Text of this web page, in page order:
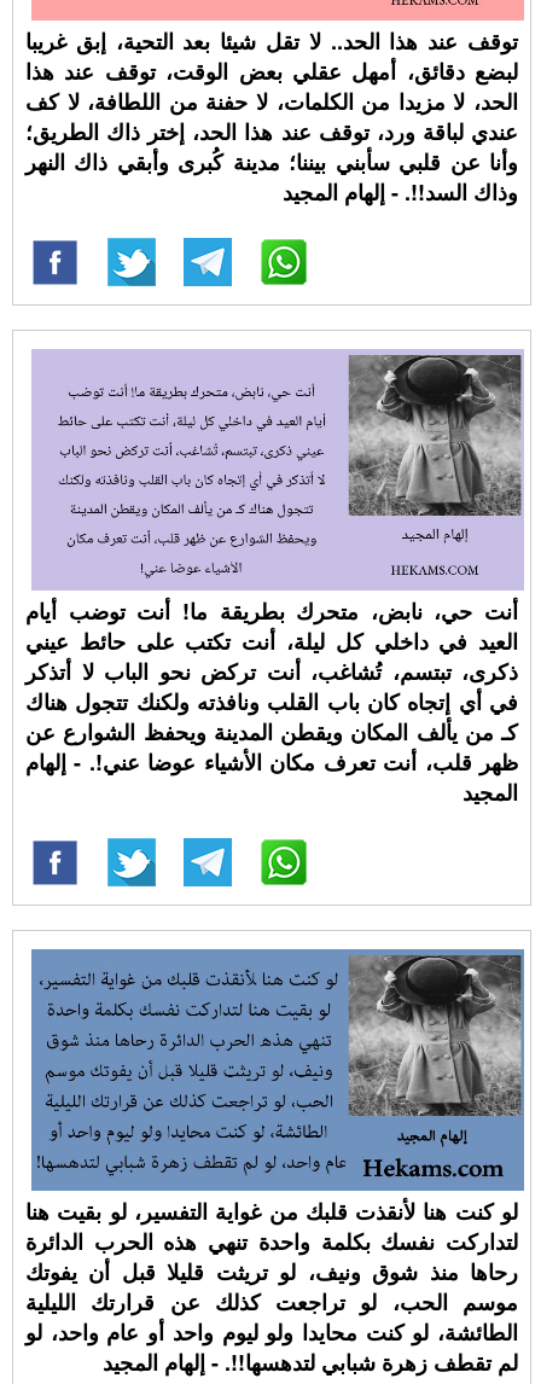
توقف عند هذا الحد.. لا تقل شيئا بعد التحية، إبق غريبا
لبضع دقائق، أمهل عقلي بعض الوقت، توقف عند هذا
الحد، لا مزيدا من الكلمات، لا حفنة من اللطافة، لا كف
عندي لباقة ورد، توقف عند هذا الحد، إختر ذاك الطريق؛
وأنا عن قلبي سأبني بيننا؛ مدينة كُبرى وأبقي ذاك النهر
وذاك السد!!. - إلهام المجيد
أنت حي، نابض، متحرك بطريقة ما! أنت توضب أيام
العيد في داخلي كل ليلة، أنت تكتب على حائط عيني
ذكرى، تبتسم، تُشاغب، أنت تركض نحو الباب لا أتذكر
في أي إتجاه كان باب القلب ونافذته ولكنك تتجول هناك
كـ من يألف المكان ويقطن المدينة ويحفظ الشوارع عن
ظهر قلب، أنت تعرف مكان الأشياء عوضا عني!. - إلهام
المجيد
لو كنت هنا لأنقذت قلبك من غواية التفسير، لو بقيت هنا
لتداركت نفسك بكلمة واحدة تنهي هذه الحرب الدائرة
رحاها منذ شوق ونيف، لو تريثت قليلا قبل أن يفوتك
موسم الحب، لو تراجعت كذلك عن قرارتك الليلية
الطائشة، لو كنت محايدا ولو ليوم واحد أو عام واحد، لو
لم تقطف زهرة شبابي لتدهسها!!. - إلهام المجيد